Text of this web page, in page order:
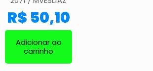
R$ 50,10
Adicionar ao
carrinho